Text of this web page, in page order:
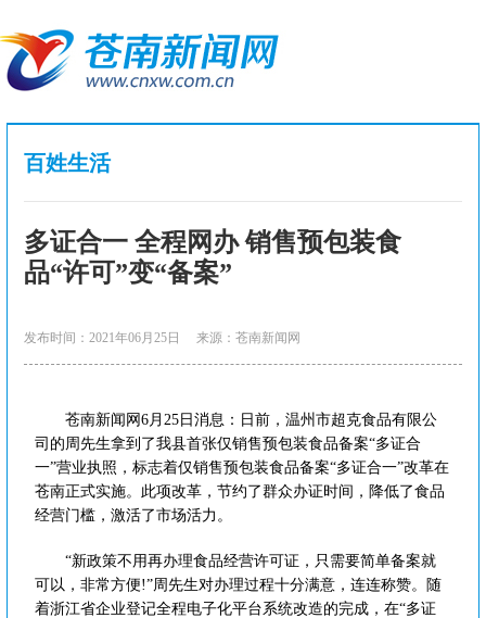
百姓生活
多证合一 全程网办 销售预包装食
品“许可”变“备案”
发布时间：2021年06月25日 来源：苍南新闻网
苍南新闻网6月25日消息：日前，温州市超克食品有限公
司的周先生拿到了我县首张仅销售预包装食品备案“多证合
一”营业执照，标志着仅销售预包装食品备案“多证合一”改革在
苍南正式实施。此项改革，节约了群众办证时间，降低了食品
经营门槛，激活了市场活力。
“新政策不用再办理食品经营许可证，只需要简单备案就
可以，非常方便!”周先生对办理过程十分满意，连连称赞。随
着浙江省企业登记全程电子化平台系统改造的完成，在“多证